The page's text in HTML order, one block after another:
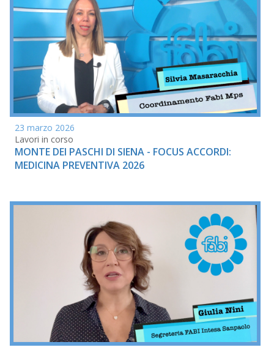
23 marzo 2026
Lavori in corso
MONTE DEI PASCHI DI SIENA - FOCUS ACCORDI:
MEDICINA PREVENTIVA 2026